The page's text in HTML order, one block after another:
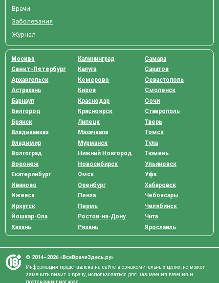
Врачи
Заболевания
Журнал
Москва
Санкт-Петербург
Архангельск
Астрахань
Барнаул
Белгород
Брянск
Владикавказ
Владимир
Волгоград
Воронеж
Екатеринбург
Иваново
Ижевск
Иркутск
Йошкар-Ола
Казань
Калининград
Калуга
Кемерово
Киров
Краснодар
Красноярск
Липецк
Махачкала
Мурманск
Нижний Новгород
Новосибирск
Омск
Оренбург
Пенза
Пермь
Ростов-на-Дону
Рязань
Самара
Саратов
Севастополь
Смоленск
Сочи
Ставрополь
Тверь
Томск
Тула
Тюмень
Ульяновск
Уфа
Хабаровск
Чебоксары
Челябинск
Чита
Ярославль
© 2014–2026 «ВсеВрачиЗдесь.ру»
Информация представлена на сайте в ознакомительных целях, не может
заменить визит к врачу, использоваться для назначения лечения и